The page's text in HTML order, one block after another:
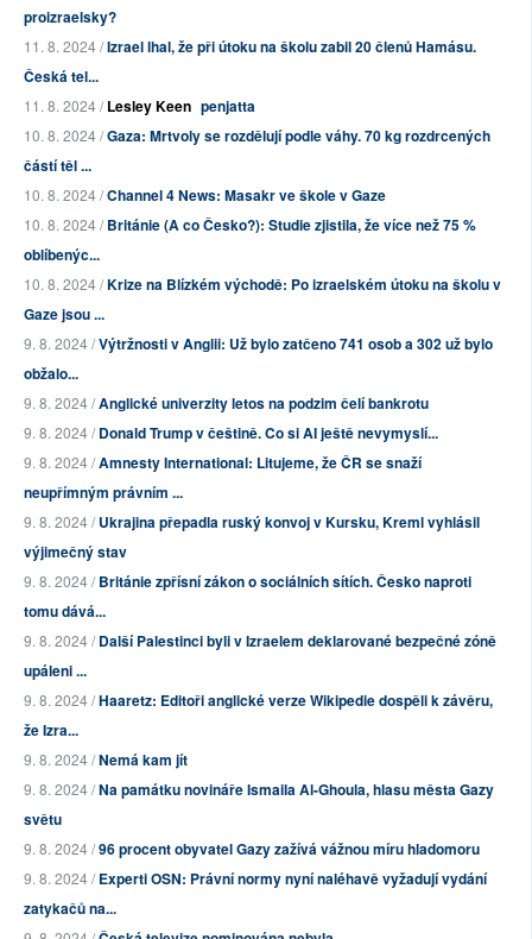
proizraelsky?
11. 8. 2024 /Izrael lhal, že při útoku na školu zabil 20 členů Hamásu.
Česká tel...
11. 8. 2024 /Lesley Keen penjatta
10. 8. 2024 /Gaza: Mrtvoly se rozdělují podle váhy. 70 kg rozdrcených
částí těl ...
10. 8. 2024 /Channel 4 News: Masakr ve škole v Gaze
10. 8. 2024 /Británie (A co Česko?): Studie zjistila, že více než 75 %
oblíbenýc...
10. 8. 2024 /Krize na Blízkém východě: Po izraelském útoku na školu v
Gaze jsou ...
9. 8. 2024 /Výtržnosti v Anglii: Už bylo zatčeno 741 osob a 302 už bylo
obžalo...
9. 8. 2024 /Anglické univerzity letos na podzim čelí bankrotu
9. 8. 2024 /Donald Trump v češtině. Co si AI ještě nevymyslí...
9. 8. 2024 /Amnesty International: Litujeme, že ČR se snaží
neupřímným právním ...
9. 8. 2024 /Ukrajina přepadla ruský konvoj v Kursku, Kreml vyhlásil
výjimečný stav
9. 8. 2024 /Británie zpřísní zákon o sociálních sítích. Česko naproti
tomu dává...
9. 8. 2024 /Další Palestinci byli v Izraelem deklarované bezpečné zóně
upáleni ...
9. 8. 2024 /Haaretz: Editoři anglické verze Wikipedie dospěli k závěru,
že Izra...
9. 8. 2024 /Nemá kam jít
9. 8. 2024 /Na památku novináře Ismaila Al-Ghoula, hlasu města Gazy
světu
9. 8. 2024 /96 procent obyvatel Gazy zažívá vážnou míru hladomoru
9. 8. 2024 /Experti OSN: Právní normy nyní naléhavě vyžadují vydání
zatykačů na...